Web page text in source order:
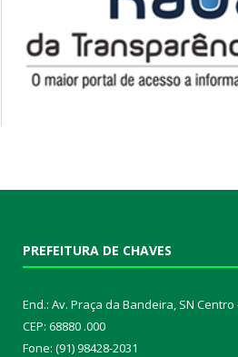
PREFEITURA DE CHAVES
End.: Av. Praça da Bandeira, SN Centro
CEP: 68880 .000
Fone: (91) 98428-2031